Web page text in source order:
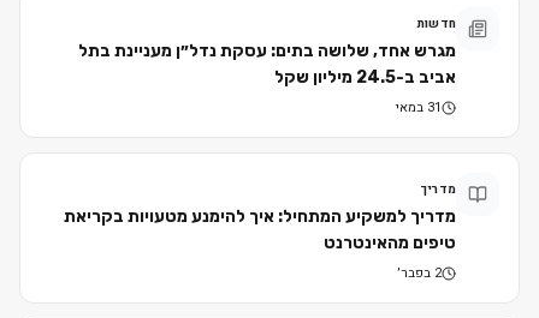
חדשות
מגרש אחד, שלושה בתים: עסקת נדל״ן מעניינת בתל
אביב ב-24.5 מיליון שקל
31 במאי
מדריך
מדריך למשקיע המתחיל: איך להימנע מטעויות בקריאת
טיפים מהאינטרנט
2 בפבר׳